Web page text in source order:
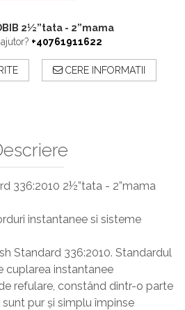
accesorii
2½”tata - 2”mama
+40761911622
CERE INFORMATII
336:2010 2½”tata - 2”mama
instantanee si sisteme
Standard 336:2010. Standardul
cuplarea instantanee
refulare, constând dintr-o parte
pur și simplu împinse